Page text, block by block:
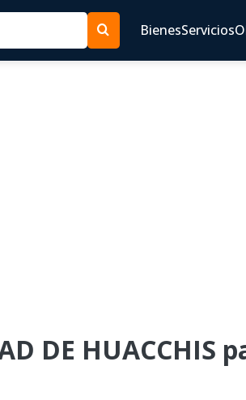
BienesServicios
DE HUACCHIS